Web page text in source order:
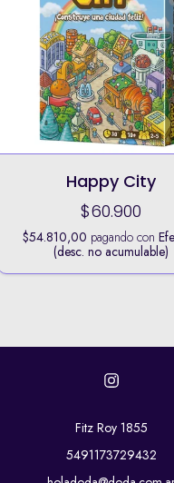
Happy City
$60.900
$54.810,00 pagando con
(desc. no acumulable)
Fitz Roy 1855
5491173729432